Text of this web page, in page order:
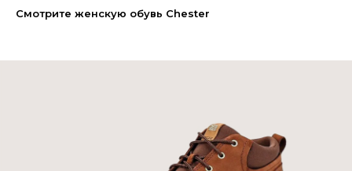
Смотрите женскую обувь Chester